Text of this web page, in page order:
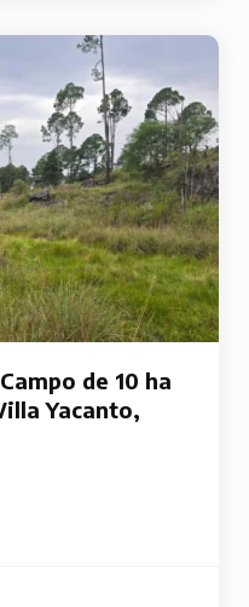
de 10 ha
Yacanto,